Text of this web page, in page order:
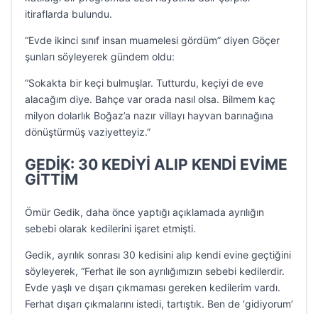
itiraflarda bulundu.
“Evde ikinci sınıf insan muamelesi gördüm” diyen Göçer
şunları söyleyerek gündem oldu:
“Sokakta bir keçi bulmuşlar. Tutturdu, keçiyi de eve
alacağım diye. Bahçe var orada nasıl olsa. Bilmem kaç
milyon dolarlık Boğaz’a nazır villayı hayvan barınağına
dönüştürmüş vaziyetteyiz.”
GEDİK: 30 KEDİYİ ALIP KENDİ EVİME
GİTTİM
Ömür Gedik, daha önce yaptığı açıklamada ayrılığın
sebebi olarak kedilerini işaret etmişti.
Gedik, ayrılık sonrası 30 kedisini alıp kendi evine geçtiğini
söyleyerek, “Ferhat ile son ayrılığımızın sebebi kedilerdir.
Evde yaşlı ve dışarı çıkmaması gereken kedilerim vardı.
Ferhat dışarı çıkmalarını istedi, tartıştık. Ben de ‘gidiyorum’